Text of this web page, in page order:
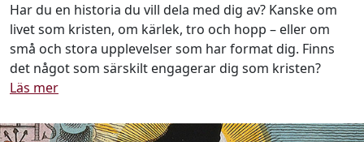
Har du en historia du vill dela med dig av? Kanske om
livet som kristen, om kärlek, tro och hopp – eller om
små och stora upplevelser som har format dig. Finns
det något som särskilt engagerar dig som kristen?
Läs mer